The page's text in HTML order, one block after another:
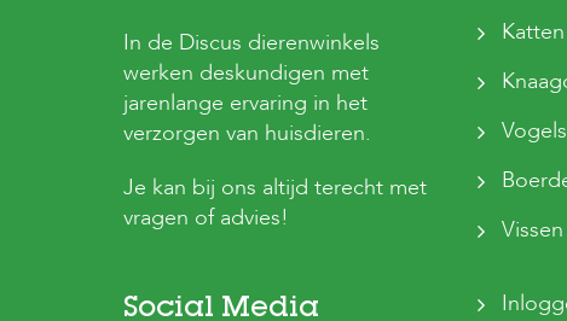
In de Discus dierenwinkels
werken deskundigen met
jarenlange ervaring in het
verzorgen van huisdieren.
Je kan bij ons altijd terecht met
vragen of advies!
Social Media
Katten
Vogels
Vissen